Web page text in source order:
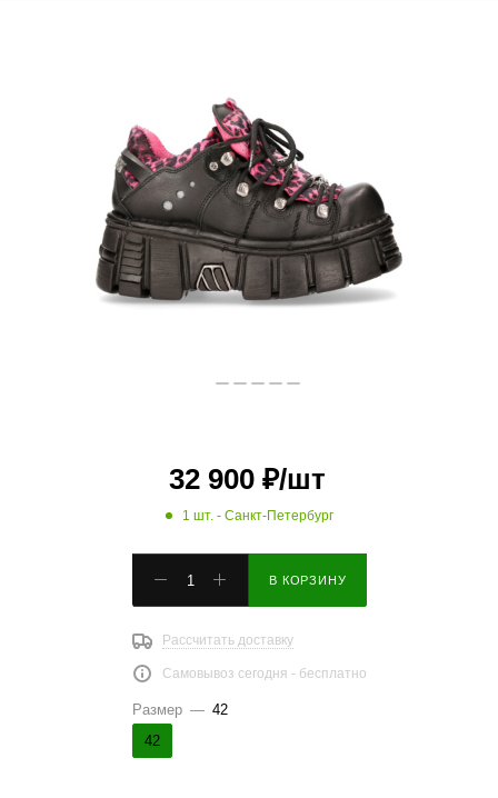
32 900₽/шт
1 шт. - Санкт-Петербург
В КОРЗИНУ
Рассчитать доставку
Самовывоз сегодня - бесплатно
Размер — 42
42